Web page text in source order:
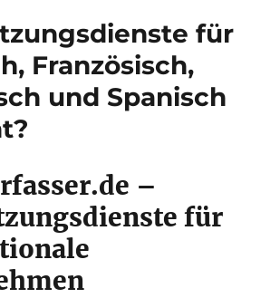
für
Französisch,
und Spanisch
–
für